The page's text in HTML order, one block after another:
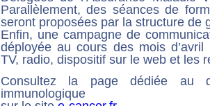
Parallèlement, des séances de
seront proposées par la structure de
Enfin, une campagne de
déployée au cours des mois
TV, radio, dispositif sur le web et les
Consultez la page dédiée au
immunologique